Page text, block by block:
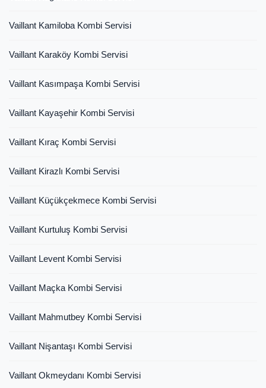
Vaillant Kamiloba Kombi Servisi
Vaillant Karaköy Kombi Servisi
Vaillant Kasımpaşa Kombi Servisi
Vaillant Kayaşehir Kombi Servisi
Vaillant Kıraç Kombi Servisi
Vaillant Kirazlı Kombi Servisi
Vaillant Küçükçekmece Kombi Servisi
Vaillant Kurtuluş Kombi Servisi
Vaillant Levent Kombi Servisi
Vaillant Maçka Kombi Servisi
Vaillant Mahmutbey Kombi Servisi
Vaillant Nişantaşı Kombi Servisi
Vaillant Okmeydanı Kombi Servisi